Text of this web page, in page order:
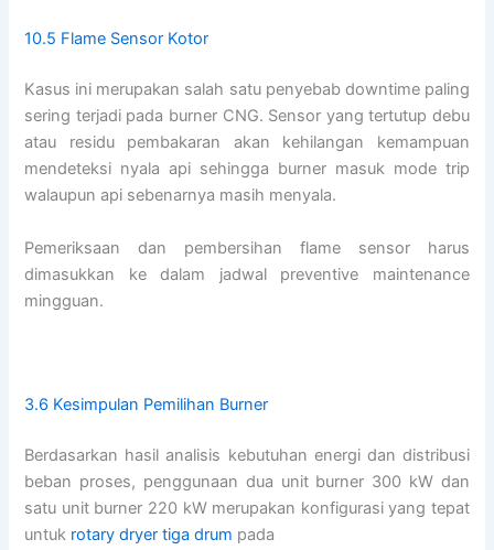
10.5 Flame Sensor Kotor
Kasus ini merupakan salah satu penyebab downtime paling
sering terjadi pada burner CNG. Sensor yang tertutup debu
atau residu pembakaran akan kehilangan kemampuan
mendeteksi nyala api sehingga burner masuk mode trip
walaupun api sebenarnya masih menyala.
Pemeriksaan dan pembersihan flame sensor harus
dimasukkan ke dalam jadwal preventive maintenance
mingguan.
3.6 Kesimpulan Pemilihan Burner
Berdasarkan hasil analisis kebutuhan energi dan distribusi
beban proses, penggunaan dua unit burner 300 kW dan
satu unit burner 220 kW merupakan konfigurasi yang tepat
untuk rotary dryer tiga drum pada